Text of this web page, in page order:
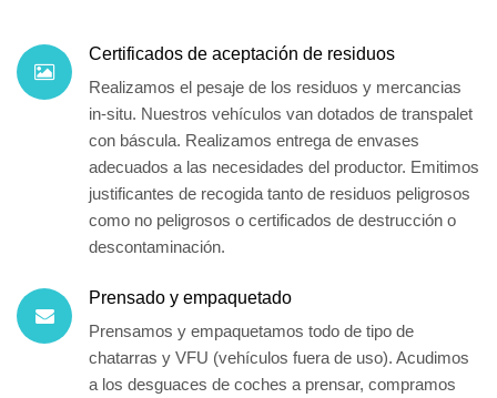
Certificados de aceptación de residuos
Realizamos el pesaje de los residuos y mercancias
in-situ. Nuestros vehículos van dotados de transpalet
con báscula. Realizamos entrega de envases
adecuados a las necesidades del productor. Emitimos
justificantes de recogida tanto de residuos peligrosos
como no peligrosos o certificados de destrucción o
descontaminación.
Prensado y empaquetado
Prensamos y empaquetamos todo de tipo de
chatarras y VFU (vehículos fuera de uso). Acudimos
a los desguaces de coches a prensar, compramos